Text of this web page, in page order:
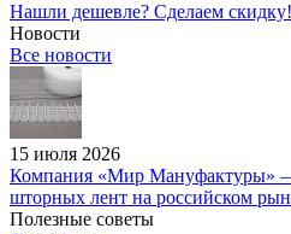
Нашли дешевле? Сделаем скидку!
Новости
Все новости
15 июля 2026
Компания «Мир Мануфактуры»
шторных лент на российском
Полезные советы